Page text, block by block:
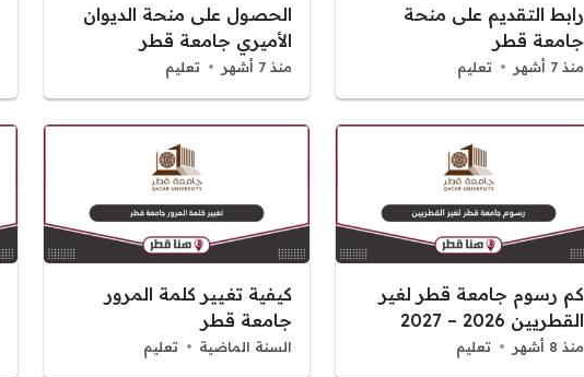
رابط التقديم على منحة
جامعة قطر
منذ 7 أشهر تعليم
الحصول على منحة الديوان
الأميري جامعة قطر
منذ 7 أشهر تعليم
كم رسوم جامعة قطر لغير
القطريين 2026 – 2027
منذ 8 أشهر تعليم
كيفية تغيير كلمة المرور
جامعة قطر
السنة الماضية تعليم